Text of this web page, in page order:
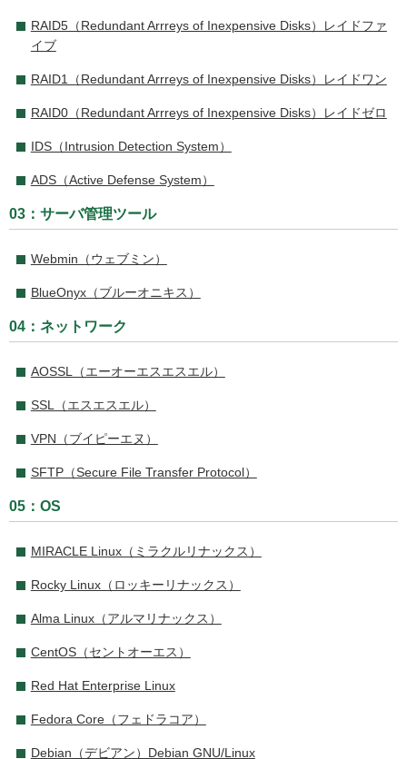
RAID5（Redundant Arrreys of Inexpensive Disks）レイドファ
イブ
RAID1（Redundant Arrreys of Inexpensive Disks）レイドワン
RAID0（Redundant Arrreys of Inexpensive Disks）レイドゼロ
IDS（Intrusion Detection System）
ADS（Active Defense System）
03：サーバ管理ツール
Webmin（ウェブミン）
BlueOnyx（ブルーオニキス）
04：ネットワーク
AOSSL（エーオーエスエスエル）
SSL（エスエスエル）
VPN（ブイピーエヌ）
SFTP（Secure File Transfer Protocol）
05：OS
MIRACLE Linux（ミラクルリナックス）
Rocky Linux（ロッキーリナックス）
Alma Linux（アルマリナックス）
CentOS（セントオーエス）
Red Hat Enterprise Linux
Fedora Core（フェドラコア）
Debian（デビアン）Debian GNU/Linux